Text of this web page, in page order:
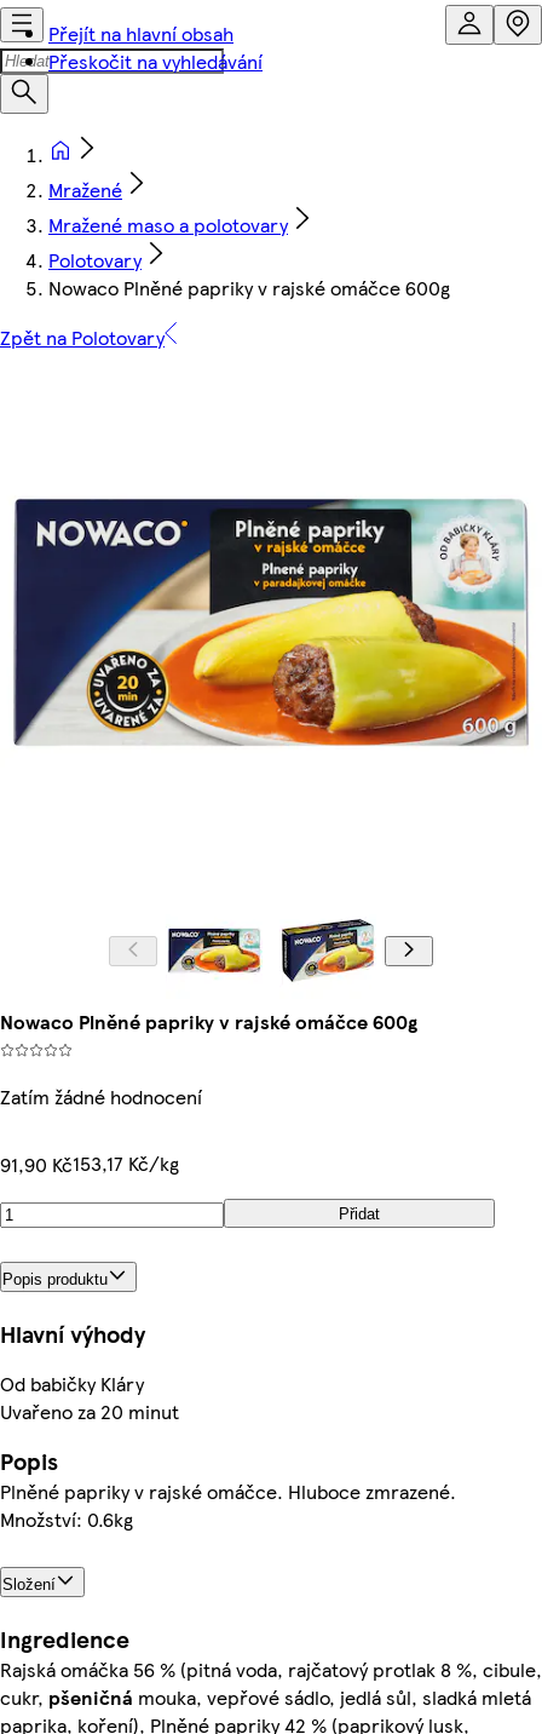
Přejít na hlavní obsah
Přeskočit na vyhledávání
Mražené
Mražené maso a polotovary
Polotovary
Nowaco Plněné papriky v rajské omáčce 600g
Zpět na Polotovary
Nowaco Plněné papriky v rajské omáčce 600g
Zatím žádné hodnocení
91,90 Kč153,17 Kč/kg
Přidat
Popis produktu
Hlavní výhody
Od babičky Kláry
Uvařeno za 20 minut
Popis
Plněné papriky v rajské omáčce. Hluboce zmrazené.
Množství: 0.6kg
Složení
Ingredience
Rajská omáčka 56 % (pitná voda, rajčatový protlak 8 %, cibule,
cukr, pšeničná mouka, vepřové sádlo, jedlá sůl, sladká mletá
paprika, koření), Plněné papriky 42 % (paprikový lusk,